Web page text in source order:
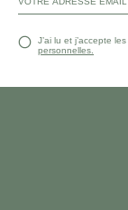
J’ai lu et j’accepte les
personnelles.